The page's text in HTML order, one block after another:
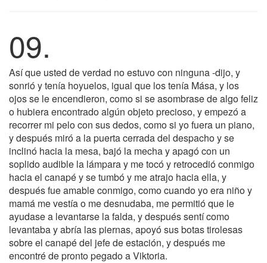
09.
Así que usted de verdad no estuvo con ninguna -dijo, y
sonrió y tenía hoyuelos, igual que los tenía Mása, y los
ojos se le encendieron, como si se asombrase de algo feliz
o hubiera encontrado algún objeto precioso, y empezó a
recorrer mi pelo con sus dedos, como si yo fuera un piano,
y después miró a la puerta cerrada del despacho y se
inclinó hacia la mesa, bajó la mecha y apagó con un
soplido audible la lámpara y me tocó y retrocedió conmigo
hacia el canapé y se tumbó y me atrajo hacia ella, y
después fue amable conmigo, como cuando yo era niño y
mamá me vestía o me desnudaba, me permitió que le
ayudase a levantarse la falda, y después sentí como
levantaba y abría las piernas, apoyó sus botas tirolesas
sobre el canapé del jefe de estación, y después me
encontré de pronto pegado a Viktoria.